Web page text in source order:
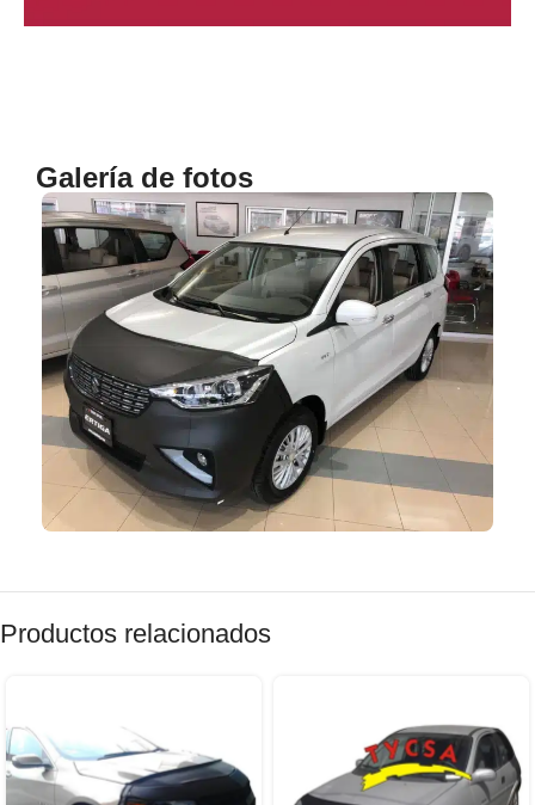
Galería de fotos
Productos relacionados